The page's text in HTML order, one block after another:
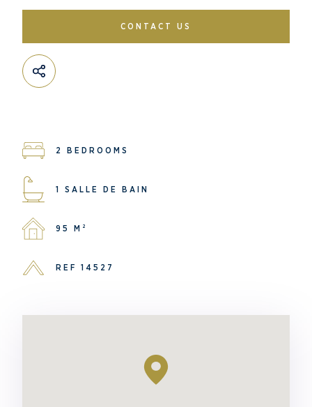
CONTACT US
2 BEDROOMS
1 SALLE DE BAIN
95 M²
REF 14527